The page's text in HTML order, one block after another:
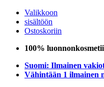
Valikkoon
sisältöön
Ostoskoriin
100%
Suomi: Ilmainen
Vähintään 1 ilmainen